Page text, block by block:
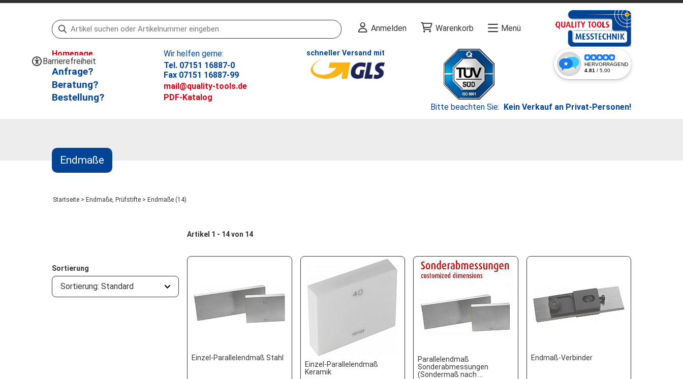
Endmaße
Startseite > Endmaße, Prüfstifte > Endmaße (14)
Sortierung
Sortierung: Standard
Artikel 1 - 14 von 14
Einzel-Parallelendmaß Stahl
Einzel-Parallelendmaß
Keramik
Parallelendmaß
Sonderabmessungen
(Sondermaß nach
Endmaß-Verbinder
Barrierefreiheit
Anmelden Warenkorb Menü
Homepage
Anfrage?
Beratung?
Bestellung?
Wir helfen gerne:
Tel. 07151 16887-0
Fax 07151 16887-99
mail@quality-tools.de
PDF-Katalog
schneller Versand mit
Bitte beachten Sie: Kein Verkauf an Privat-Personen!